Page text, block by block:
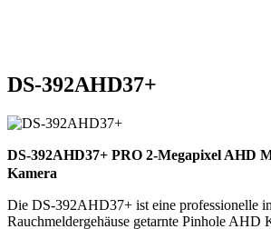
DS-392AHD37+
DS-392AHD37+ PRO 2-Megapixel AHD
Kamera
Die DS-392AHD37+ ist eine professionelle
Rauchmeldergehäuse getarnte Pinhole AHD